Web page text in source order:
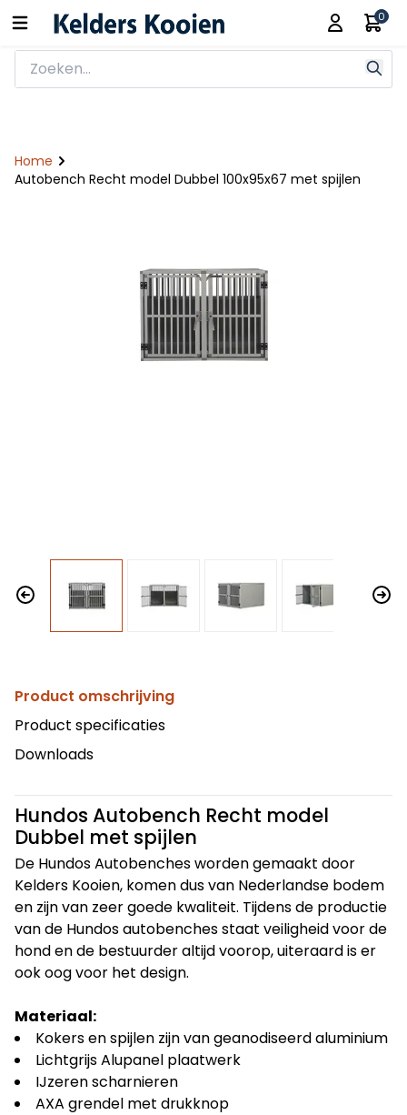
0
Home
Autobench Recht model Dubbel 100x95x67 met spijlen
Product omschrijving
Product specificaties
Downloads
Hundos Autobench Recht model
Dubbel met spijlen
De Hundos Autobenches worden gemaakt door
Kelders Kooien, komen dus van Nederlandse bodem
en zijn van zeer goede kwaliteit. Tijdens de productie
van de Hundos autobenches staat veiligheid voor de
hond en de bestuurder altijd voorop, uiteraard is er
ook oog voor het design.
Materiaal:
Kokers en spijlen zijn van geanodiseerd aluminium
Lichtgrijs Alupanel plaatwerk
IJzeren scharnieren
AXA grendel met drukknop